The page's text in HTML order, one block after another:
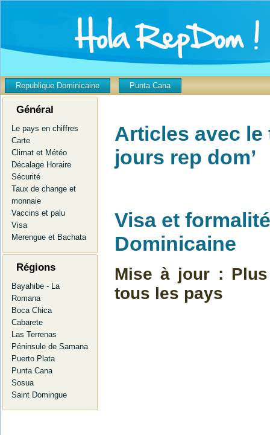
Republique Dominicaine Punta Cana
Général
Le pays en chiffres
Carte
Climat et Météo
Décalage Horaire
Sécurité
Taux de change et
monnaie
Vaccins et palu
Visa
Merengue et Bachata
Régions
Bayahibe - La
Romana
Boca Chica
Cabarete
Las Terrenas
Péninsule de Samana
Puerto Plata
Punta Cana
Sosua
Saint Domingue
Articles avec le
jours rep dom’
Visa et
Dominicaine
Mise à jour :
tous les pays